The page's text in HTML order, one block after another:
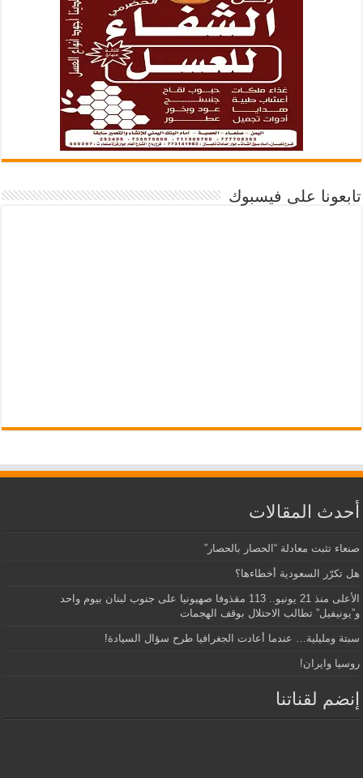
تابعونا على فيسبوك
أحدث المقالات
صنعاء تثبت معادلة “الحصار بالحصار”
هل تكرّر السعودية أخطاءها؟
الأعلى منذ 21 يونيو.. 113 مقذوفا صهيونيا على جنوب لبنان بيوم واحد
و”يونيفيل” تطالب الاحتلال بوقف الهجمات
سبتة ومليلية… عندما أعادت الجغرافيا طرح سؤال السيادة!
روسيا وايران!
إنضم لقناتنا